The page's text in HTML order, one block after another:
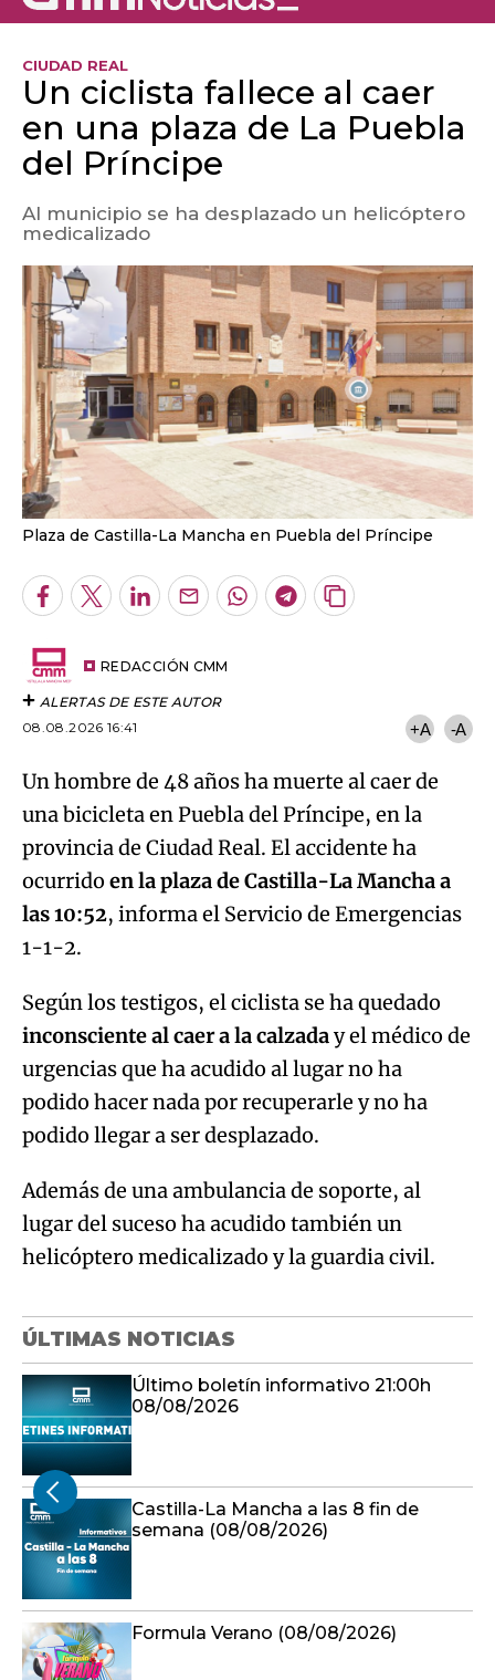
CIUDAD REAL
Un ciclista fallece al caer
en una plaza de La Puebla
del Príncipe
Al municipio se ha desplazado un helicóptero
medicalizado
Plaza de Castilla-La Mancha en Puebla del Príncipe
Facebook
TwitterLinkedInEnviarWhatsapp
Telegram
Copiar
REDACCIÓN CMM
ALERTAS DE ESTE AUTOR
08.08.2026 16:41
+A -A
Un hombre de 48 años ha muerte al caer de
una bicicleta en Puebla del Príncipe, en la
provincia de Ciudad Real. El accidente ha
ocurrido en la plaza de Castilla-La Mancha a
las 10:52, informa el Servicio de Emergencias
1-1-2.
Según los testigos, el ciclista se ha quedado
inconsciente al caer a la calzaday el médico de
urgencias que ha acudido al lugar no ha
podido hacer nada por recuperarle y no ha
podido llegar a ser desplazado.
Además de una ambulancia de soporte, al
lugar del suceso ha acudido también un
helicóptero medicalizado y la guardia civil.
ÚLTIMAS NOTICIAS
Último boletín informativo 21:00h
08/08/2026
Castilla-La Mancha a las 8 fin de
semana (08/08/2026)
Formula Verano (08/08/2026)